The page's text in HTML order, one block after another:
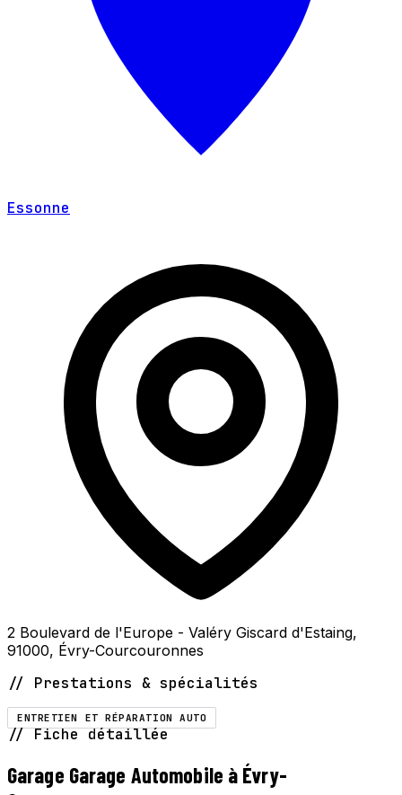
Essonne
2 Boulevard de l'Europe - Valéry Giscard d'Estaing,
91000, Évry-Courcouronnes
// Prestations & spécialités
ENTRETIEN ET RÉPARATION AUTO
// Fiche détaillée
Garage Garage Automobile à Évry-